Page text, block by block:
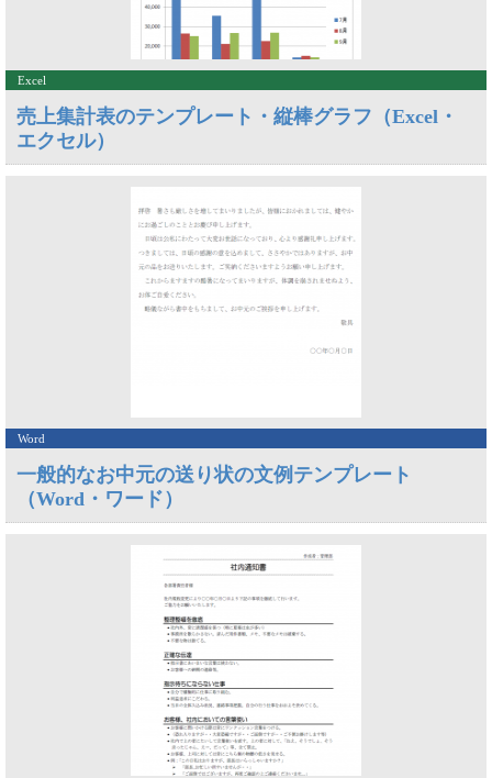
Excel
売上集計表のテンプレート・縦棒グラフ（Excel・
エクセル）
Word
一般的なお中元の送り状の文例テンプレート
（Word・ワード）